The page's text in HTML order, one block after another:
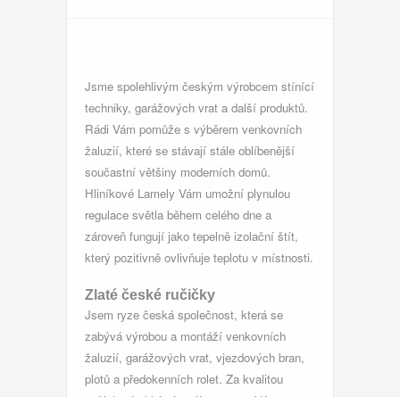
Jsme spolehlivým českým výrobcem stínící
techniky, garážových vrat a další produktů.
Rádi Vám pomůže s výběrem venkovních
žaluzií, které se stávají stále oblíbenější
součastní většiny moderních domů.
Hliníkové Lamely Vám umožní plynulou
regulace světla během celého dne a
zároveň fungují jako tepelně izolační štít,
který pozitivně ovlivňuje teplotu v místnosti.
Zlaté české ručičky
Jsem ryze česká společnost, která se
zabývá výrobou a montáží venkovních
žaluzií, garážových vrat, vjezdových bran,
plotů a předokenních rolet. Za kvalitou